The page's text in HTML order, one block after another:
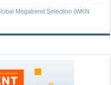
Megatrend Selection (WKN